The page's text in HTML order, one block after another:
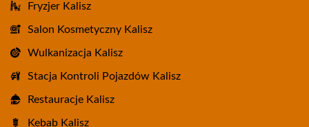
Fryzjer Kalisz
Salon Kosmetyczny Kalisz
Wulkanizacja Kalisz
Stacja Kontroli Pojazdów Kalisz
Restauracje Kalisz
Kebab Kalisz